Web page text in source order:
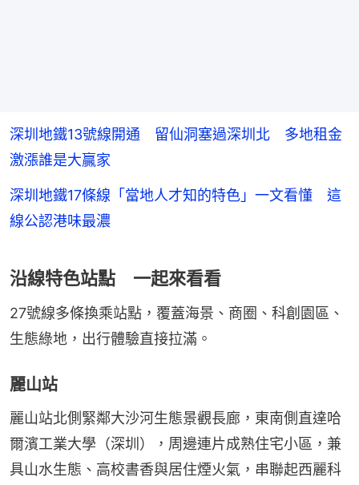
深圳地鐵13號線開通 留仙洞塞過深圳北 多地租金
激漲誰是大贏家
深圳地鐵17條線「當地人才知的特色」一文看懂 這
線公認港味最濃
沿線特色站點 一起來看看
27號線多條換乘站點，覆蓋海景、商圈、科創園區、
生態綠地，出行體驗直接拉滿。
麗山站
麗山站北側緊鄰大沙河生態景觀長廊，東南側直達哈
爾濱工業大學（深圳），周邊連片成熟住宅小區，兼
具山水生態、高校書香與居住煙火氣，串聯起西麗科